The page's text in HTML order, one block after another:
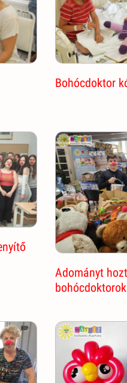
Bohócdoktor
Adományt